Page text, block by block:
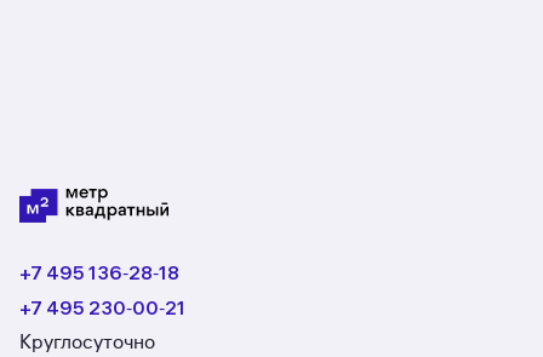
+7 495 136‑28‑18
+7 495 230‑00‑21
Круглосуточно